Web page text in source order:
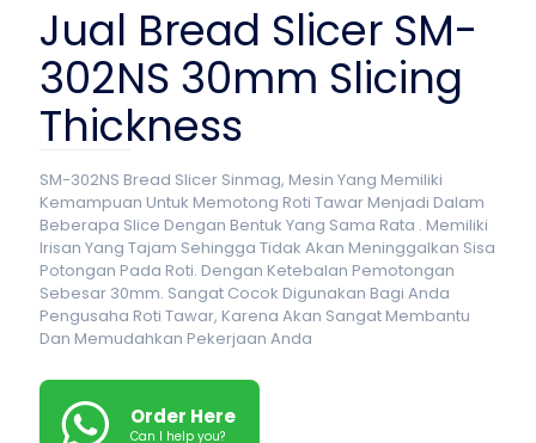
Jual Bread Slicer SM-
302NS 30mm Slicing
Thickness
SM-302NS Bread Slicer Sinmag, Mesin Yang Memiliki
Kemampuan Untuk Memotong Roti Tawar Menjadi Dalam
Beberapa Slice Dengan Bentuk Yang Sama Rata . Memiliki
Irisan Yang Tajam Sehingga Tidak Akan Meninggalkan Sisa
Potongan Pada Roti. Dengan Ketebalan Pemotongan
Sebesar 30mm. Sangat Cocok Digunakan Bagi Anda
Pengusaha Roti Tawar, Karena Akan Sangat Membantu
Dan Memudahkan Pekerjaan Anda
Order Here
Can I help you?